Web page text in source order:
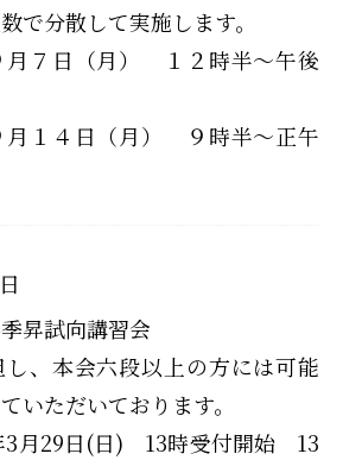
で分散して実施します。
７日（月） １２時半～午後
１４日（月） ９時半～正午
昇試向講習会
、本会六段以上の方には可能
いただいております。
3月29日(日) 13時受付開始 13